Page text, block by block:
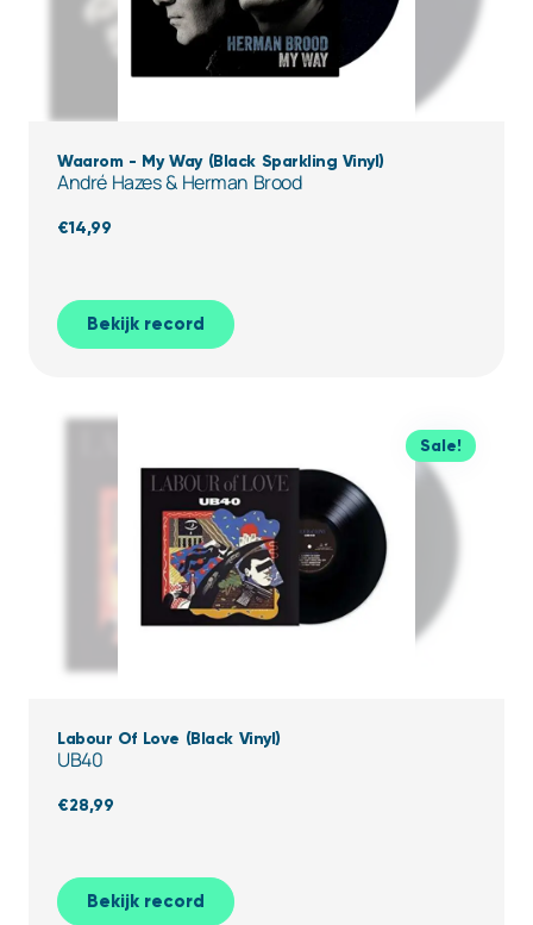
Waarom - My Way (Black Sparkling Vinyl)
André Hazes & Herman Brood
€14,99
Bekijk record
Sale!
Labour Of Love (Black Vinyl)
UB40
€28,99
Bekijk record